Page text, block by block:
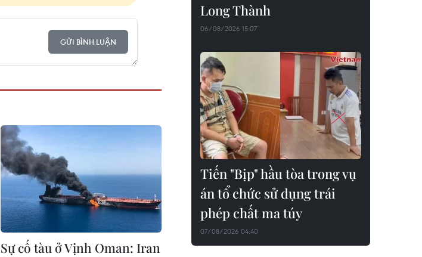
GỬI BÌNH LUẬN
Sự cố tàu ở Vịnh Oman: Iran
Long Thành
06/08/2026 15:07
Tiến "Bịp" hầu tòa trong vụ
án tổ chức sử dụng trái
phép chất ma túy
07/08/2026 04:40